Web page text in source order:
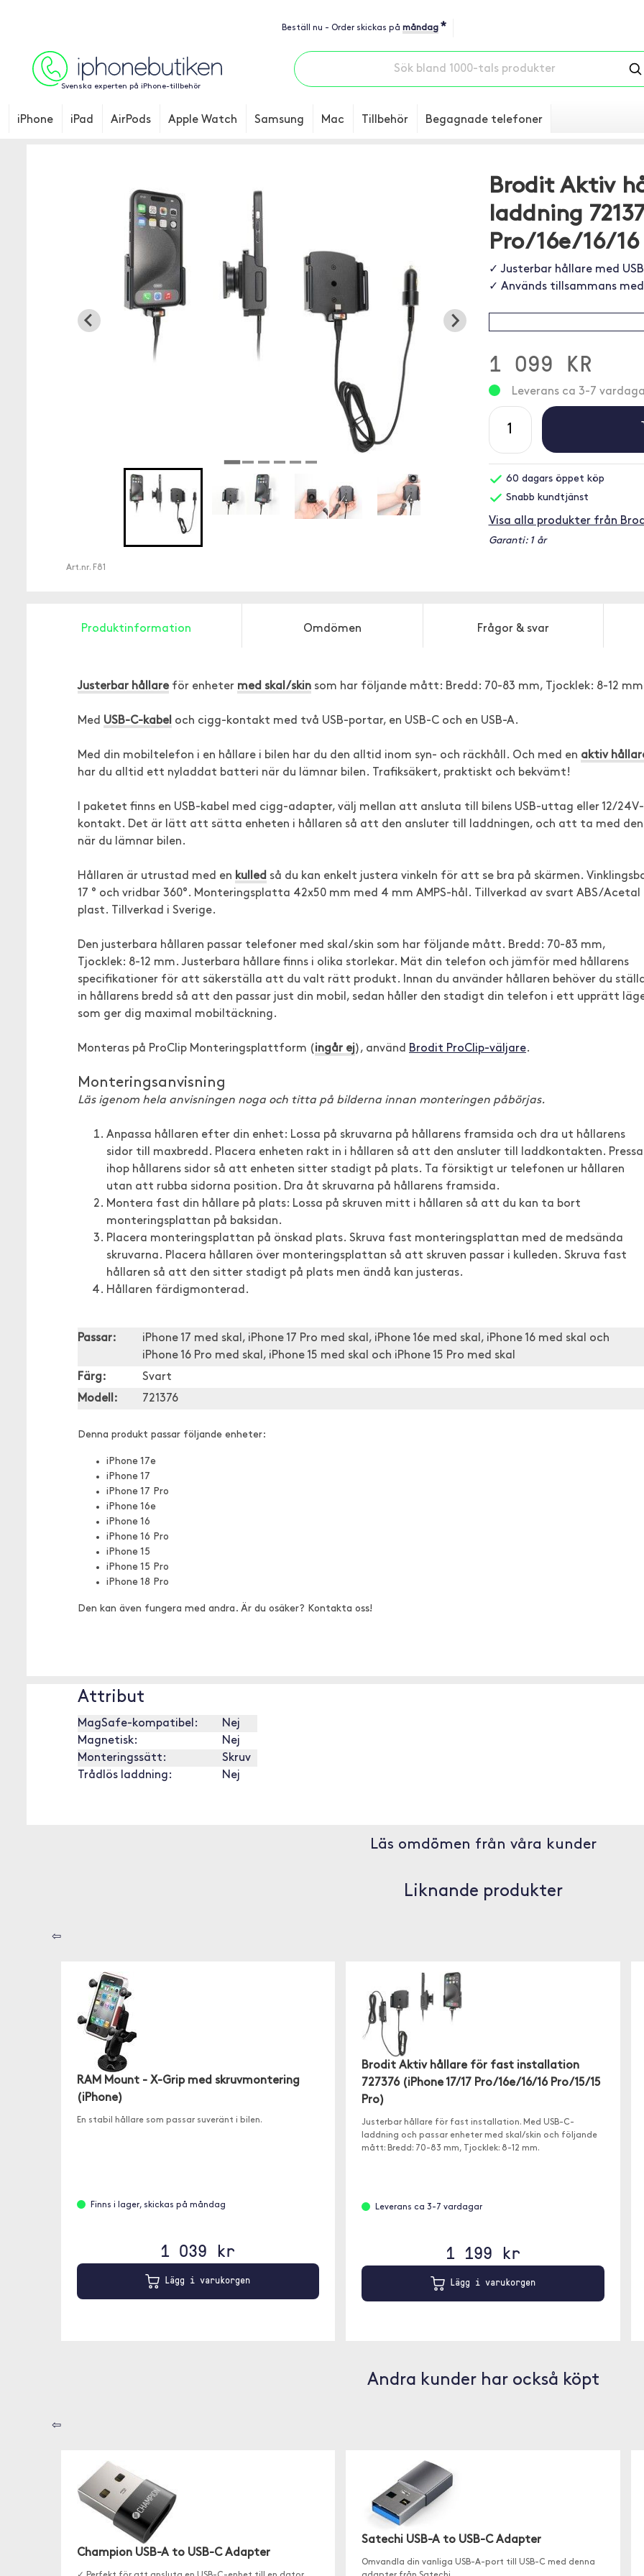
Beställ nu - Order skickas på måndag *
Svenska experten på iPhone-tillbehör
iPhone iPad AirPods Apple Watch Samsung Mac Tillbehör Begagnade telefoner
Art.nr. F81
Brodit Aktiv
laddning
Pro/16e/16/
✓ Justerbar hållare med
✓ Används tillsammans
1 099 KR
Leverans ca 3-7
60 dagars öppet köp
Snabb kundtjänst
Visa alla produkter från
Garanti: 1 år
Produktinformation Omdömen Frågor & svar
Justerbar hållare för enheter med skal/skin som har följande mått: Bredd: 70-83 mm, Tjocklek: 8-12
Med USB-C-kabel och cigg-kontakt med två USB-portar, en USB-C och en USB-A.
Med din mobiltelefon i en hållare i bilen har du den alltid inom syn- och räckhåll. Och med en aktiv
har du alltid ett nyladdat batteri när du lämnar bilen. Trafiksäkert, praktiskt och bekvämt!
I paketet finns en USB-kabel med cigg-adapter, välj mellan att ansluta till bilens USB-uttag eller 12/24V-
kontakt. Det är lätt att sätta enheten i hållaren så att den ansluter till laddningen, och att ta med den
när du lämnar bilen.
Hållaren är utrustad med en kulled så du kan enkelt justera vinkeln för att se bra på skärmen.
17 ° och vridbar 360°. Monteringsplatta 42x50 mm med 4 mm AMPS-hål. Tillverkad av svart ABS/Acetal
plast. Tillverkad i Sverige.
Den justerbara hållaren passar telefoner med skal/skin som har följande mått. Bredd: 70-83 mm,
Tjocklek: 8-12 mm. Justerbara hållare finns i olika storlekar. Mät din telefon och jämför med hållarens
specifikationer för att säkerställa att du valt rätt produkt. Innan du använder hållaren behöver du
in hållarens bredd så att den passar just din mobil, sedan håller den stadigt din telefon i ett upprätt
som ger dig maximal mobiltäckning.
Monteras på ProClip Monteringsplattform (ingår ej), använd Brodit ProClip-väljare.
Monteringsanvisning
Läs igenom hela anvisningen noga och titta på bilderna innan monteringen påbörjas.
Anpassa hållaren efter din enhet: Lossa på skruvarna på hållarens framsida och dra ut hållarens
sidor till maxbredd. Placera enheten rakt in i hållaren så att den ansluter till laddkontakten. Pressa
ihop hållarens sidor så att enheten sitter stadigt på plats. Ta försiktigt ur telefonen ur hållaren
utan att rubba sidorna position. Dra åt skruvarna på hållarens framsida.
Montera fast din hållare på plats: Lossa på skruven mitt i hållaren så att du kan ta bort
monteringsplattan på baksidan.
Placera monteringsplattan på önskad plats. Skruva fast monteringsplattan med de medsända
skruvarna. Placera hållaren över monteringsplattan så att skruven passar i kulleden. Skruva fast
hållaren så att den sitter stadigt på plats men ändå kan justeras.
Hållaren färdigmonterad.
Passar:
iPhone 17 med skal, iPhone 17 Pro med skal, iPhone 16e med skal, iPhone 16 med skal och
iPhone 16 Pro med skal, iPhone 15 med skal och iPhone 15 Pro med skal
Färg:
Svart
Modell:
721376
Denna produkt passar följande enheter:
iPhone 17e
iPhone 17
iPhone 17 Pro
iPhone 16e
iPhone 16
iPhone 16 Pro
iPhone 15
iPhone 15 Pro
iPhone 18 Pro
Den kan även fungera med andra. Är du osäker? Kontakta oss!
Attribut
MagSafe-kompatibel:
Nej
Magnetisk:
Nej
Monteringssätt:
Skruv
Trådlös laddning:
Nej
Läs omdömen från våra kunder
Liknande produkter
⇦
RAM Mount - X-Grip med skruvmontering
(iPhone)
En stabil hållare som passar suveränt i bilen.
Finns i lager, skickas på måndag
1 039 kr
Lägg i varukorgen
Brodit Aktiv hållare för fast installation
727376 (iPhone 17/17 Pro/16e/16/16 Pro/15/15
Pro)
Justerbar hållare för fast installation. Med USB-C-
laddning och passar enheter med skal/skin och följande
mått: Bredd: 70-83 mm, Tjocklek: 8-12 mm.
Leverans ca 3-7 vardagar
1 199 kr
Lägg i varukorgen
Andra kunder har också köpt
⇦
Champion USB-A to USB-C Adapter
Satechi USB-A to USB-C Adapter
Omvandla din vanliga USB-A-port till USB-C med denna